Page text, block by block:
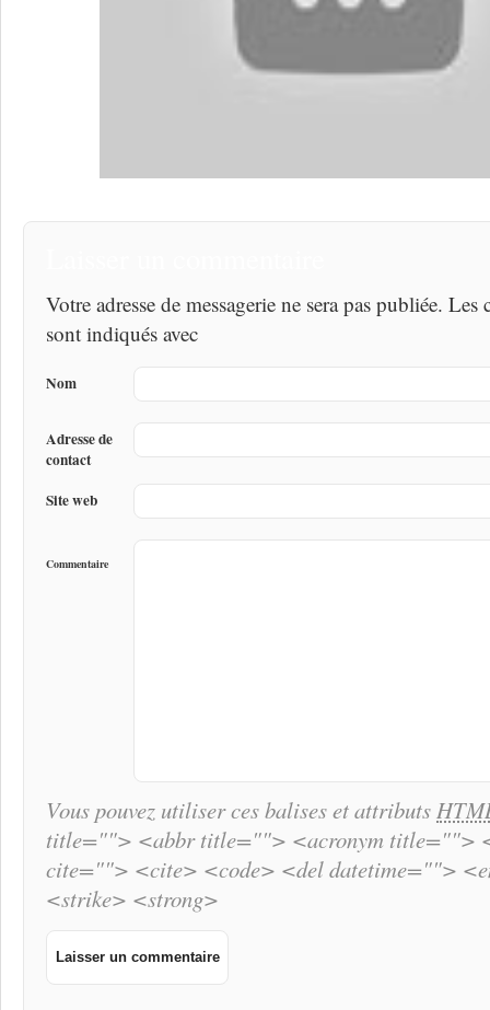
Votre adresse de messagerie ne sera pas publiée.
sont indiqués avec
Nom
Adresse de
contact
Site web
Commentaire
Vous pouvez utiliser ces balises et attributs
title=""> <abbr title=""> <acronym title="">
cite=""> <cite> <code> <del datetime="">
<strike> <strong>